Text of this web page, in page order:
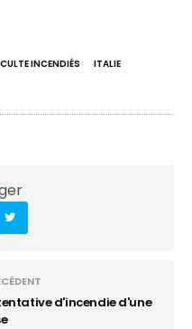
INCENDIÉS
ITALIE
d'incendie d'une